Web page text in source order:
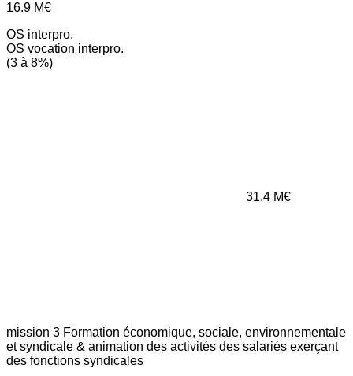
16.9 M€
OS interpro.
OS vocation interpro.
(3 à 8%)
31.4 M€
mission 3 Formation économique, sociale, environnementale
et syndicale & animation des activités des salariés exerçant
des fonctions syndicales